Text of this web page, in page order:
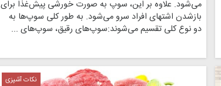
می‌شود. علاوه بر این، سوپ به صورت خورشی پیش‌غذا برای
بازشدن اشتهای افراد سرو می‌شود. به طور کلی سوپ‌ها به
دو نوع کلی تقسیم می‌شوند:سوپ‌های رقیق، سوپ‌های ...
نکات آشپزی